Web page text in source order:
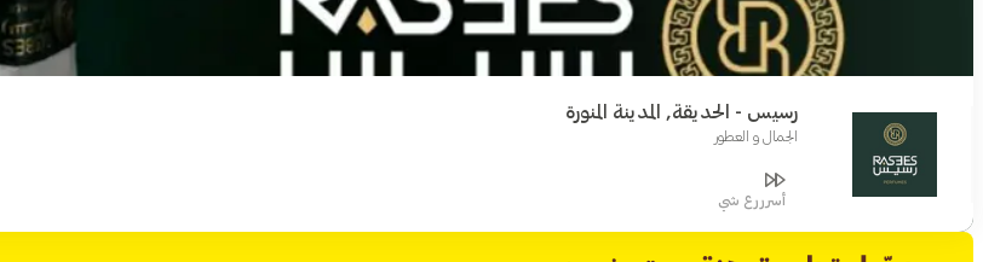
رسيس - الحديقة, المدينة المنورة
الجمال و العطور
أسرررع شي